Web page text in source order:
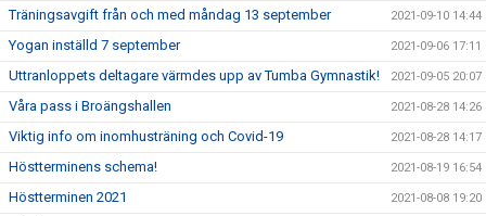
Träningsavgift från och med måndag 13 september 2021-09-10 14:44
Yogan inställd 7 september 2021-09-06 17:11
Uttranloppets deltagare värmdes upp av Tumba Gymnastik! 2021-09-05 20:07
Våra pass i Broängshallen 2021-08-28 14:26
Viktig info om inomhusträning och Covid-19 2021-08-28 14:17
Höstterminens schema! 2021-08-19 16:54
Höstterminen 2021 2021-08-08 19:20